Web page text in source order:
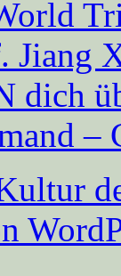
Jiang
dich
–